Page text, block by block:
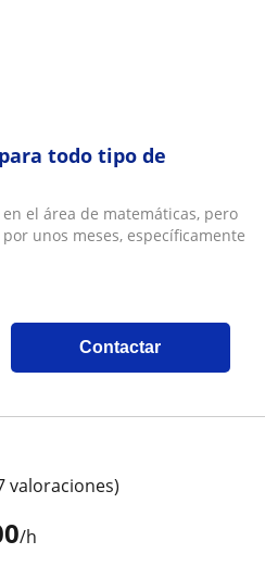
todo tipo de
el área de matemáticas, pero
unos meses, específicamente
Contactar
/h
valoraciones)